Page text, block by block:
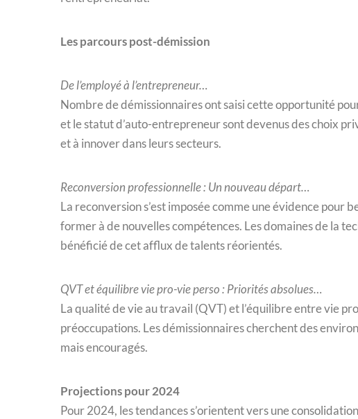
Les parcours post-démission
De l’employé à l’entrepreneur…
Nombre de démissionnaires ont saisi cette opportunité
et le statut d’auto-entrepreneur sont devenus des choix
et à innover dans leurs secteurs.
Reconversion professionnelle : Un nouveau départ…
La reconversion s’est imposée comme une évidence pour
former à de nouvelles compétences. Les domaines de la
bénéficié de cet afflux de talents réorientés.
QVT et équilibre vie pro-vie perso : Priorités absolues…
La qualité de vie au travail (QVT) et l’équilibre entre vie
préoccupations. Les démissionnaires cherchent des
mais encouragés.
Projections pour 2024
Pour 2024, les tendances s’orientent vers une